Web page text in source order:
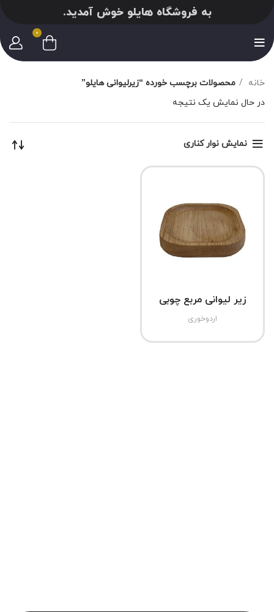
به فروشگاه هایلو خوش آمدید.
0
خانه
محصولات برچسب خورده “زیرلیوانی هایلو”
در حال نمایش یک نتیجه
نمایش نوار کناری
زیر لیوانی مربع چوبی
اردوخوری